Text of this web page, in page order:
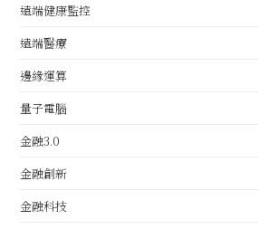
遠端健康監控
遠端醫療
邊緣運算
量子電腦
金融3.0
金融創新
金融科技